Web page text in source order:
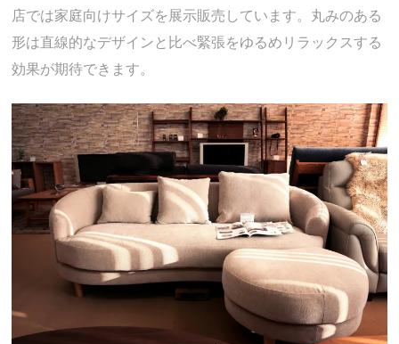
店では家庭向けサイズを展示販売しています。丸みのある
形は直線的なデザインと比べ緊張をゆるめリラックスする
効果が期待できます。